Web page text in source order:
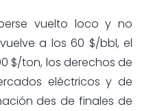
vuelto loco y no
a los 60 $/bbl, el
$/ton, los derechos de
eléctricos y de
des de finales de